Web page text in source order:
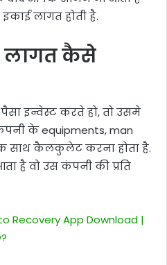
लागत होती है.
लागत कैसे
इन्वेस्ट करते हो, तो उसमे
के equipments, man
साथ कैलकुलेट करना होता है.
है वो उस कंपनी की प्रति
Recovery App Download |